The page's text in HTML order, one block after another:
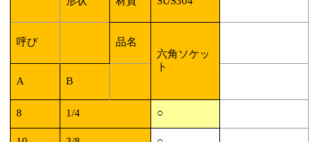
呼び
品名
六角ソケッ
ト
A
B
8 1/4 ○